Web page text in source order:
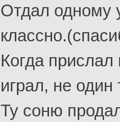
Отдал одному
Когда
играл, не
Ту соню